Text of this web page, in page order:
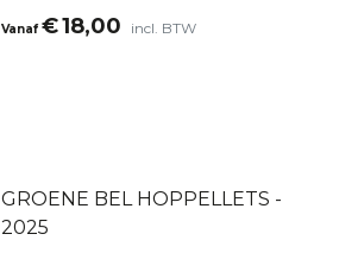
Vanaf €18,00 incl. BTW
GROENE BEL HOPPELLETS -
2025